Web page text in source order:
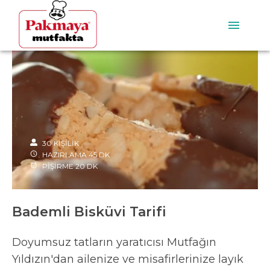
30 KİŞİLİK
HAZIRLAMA 45 DK
PİŞİRME 20 DK
Bademli Bisküvi Tarifi
Doyumsuz tatların yaratıcısı Mutfağın
Yıldızın'dan ailenize ve misafirlerinize layık